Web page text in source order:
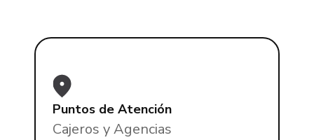
Puntos de Atención
Cajeros y Agencias